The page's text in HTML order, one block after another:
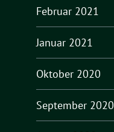
Februar 2021
Januar 2021
Oktober 2020
September 2020